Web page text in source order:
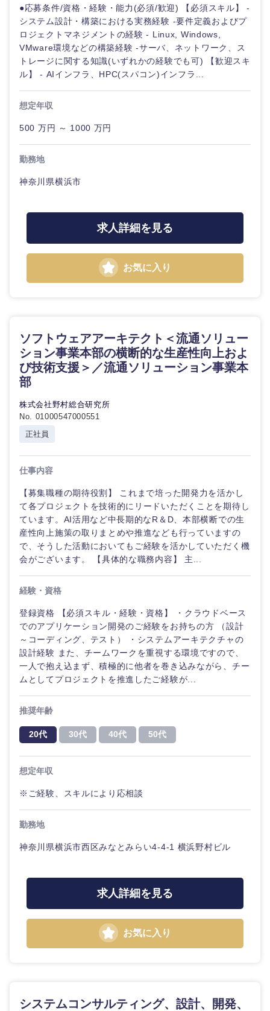
選択する
選択する
選択する
選択する
●応募条件/資格・経験・能力(必須/歓迎) 【必須スキル】 -
システム設計・構築における実務経験 -要件定義およびプ
ロジェクトマネジメントの経験 - Linux, Windows,
VMware環境などの構築経験 -サーバ、ネットワーク、ス
トレージに関する知識(いずれかの経験でも可) 【歓迎スキ
ル】 - AIインフラ、HPC(スパコン)インフラ...
想定年収
500 万円 ～ 1000 万円
勤務地
神奈川県横浜市
求人詳細を見る
お気に入り
ソフトウェアアーキテクト＜流通ソリュー
ション事業本部の横断的な生産性向上およ
び技術支援＞／流通ソリューション事業本
部
株式会社野村総合研究所
No. 01000547000551
正社員
仕事内容
【募集職種の期待役割】 これまで培った開発力を活かし
て各プロジェクトを技術的にリードいただくことを期待し
ています。AI活用など中長期的なR＆D、本部横断での生
産性向上施策の取りまとめや推進なども行っていますの
で、そうした活動においてもご経験を活かしていただく機
会がございます。 【具体的な職務内容】 主...
経験・資格
登録資格 【必須スキル・経験・資格】 ・クラウドベース
でのアプリケーション開発のご経験をお持ちの方 （設計
～コーディング、テスト） ・システムアーキテクチャの
設計経験 また、チームワークを重視する環境ですので、
一人で抱え込まず、積極的に他者を巻き込みながら、チー
ムとしてプロジェクトを推進したご経験が...
推奨年齢
20代 30代 40代 50代
想定年収
※ご経験、スキルにより応相談
勤務地
神奈川県横浜市西区みなとみらい4-4-1 横浜野村ビル
求人詳細を見る
お気に入り
システムコンサルティング、設計、開発、